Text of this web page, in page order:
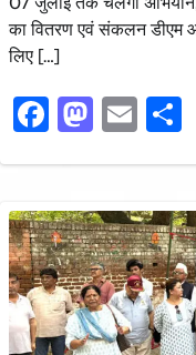
का वितरण एवं संकलन डीएम
लिए […]
Facebook